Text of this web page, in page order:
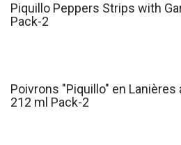
Piquillo Peppers Strips with
Pack-2
Poivrons "Piquillo" en Lanières
212 ml Pack-2